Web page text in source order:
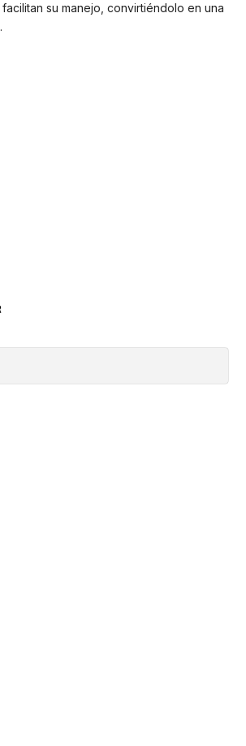
su manejo, convirtiéndolo en una